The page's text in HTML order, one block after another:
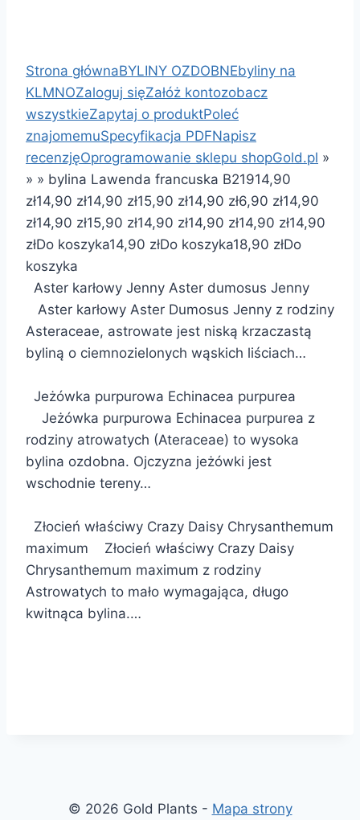
Strona głównaBYLINY OZDOBNEbyliny na
KLMNOZaloguj sięZałóż kontozobacz
wszystkieZapytaj o produktPoleć
znajomemuSpecyfikacja PDFNapisz
recenzjęOprogramowanie sklepu shopGold.pl »
» » bylina Lawenda francuska B21914,90
zł14,90 zł14,90 zł15,90 zł14,90 zł6,90 zł14,90
zł14,90 zł15,90 zł14,90 zł14,90 zł14,90 zł14,90
złDo koszyka14,90 złDo koszyka18,90 złDo
koszyka
Aster karłowy Jenny Aster dumosus Jenny
Aster karłowy Aster Dumosus Jenny z rodziny
Asteraceae, astrowate jest niską krzaczastą
byliną o ciemnozielonych wąskich liściach…
Jeżówka purpurowa Echinacea purpurea
Jeżówka purpurowa Echinacea purpurea z
rodziny atrowatych (Ateraceae) to wysoka
bylina ozdobna. Ojczyzna jeżówki jest
wschodnie tereny…
Złocień właściwy Crazy Daisy Chrysanthemum
maximum Złocień właściwy Crazy Daisy
Chrysanthemum maximum z rodziny
Astrowatych to mało wymagająca, długo
kwitnąca bylina.…
© 2026 Gold Plants - Mapa strony